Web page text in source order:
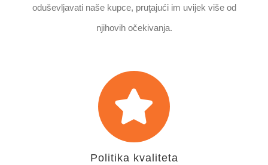
oduševljavati naše kupce, pruţajući im uvijek više od
njihovih očekivanja.
Politika kvaliteta